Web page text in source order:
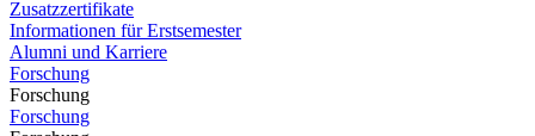
Zusatzzertifikate
Informationen für Erstsemester
Alumni und Karriere
Forschung
Forschung
Forschung